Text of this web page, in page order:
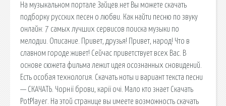
На музыкальном портале Зайцев.нет Вы можете скачать
подборку русских песен о любви. Как найти песню по звуку
онлайн: 7 самых лучших сервисов поиска музыки по
мелодии. Описание. Привет, друзья! Привет, народ! Что в
славном городе живет! Сейчас приветствует всех Вас. В
основе сюжета фильма лежит идея осознанных сновидений.
Есть особая технология. Скачать ноты и вариант текста песни
— СКАЧАТЬ. Чорнії брови, карії очі. Мало кто знает Скачать
PotPlayer. На этой странице вы имеете возможность скачать